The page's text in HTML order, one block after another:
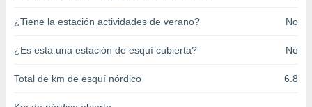
o acceder
perfiles
¿Tiene la estación actividades de verano? No
¿Es esta una estación de esquí cubierta? No
Total de km de esquí nórdico 6.8